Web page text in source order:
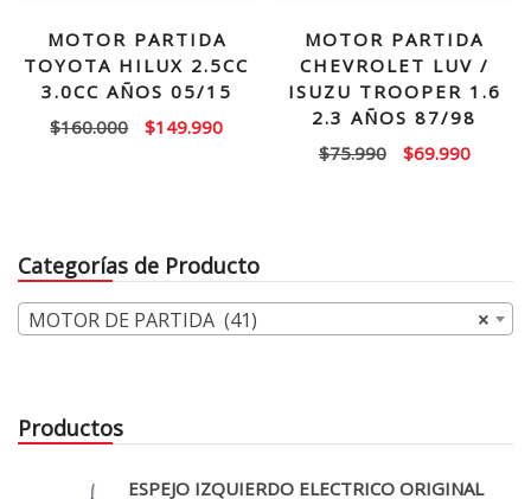
MOTOR PARTIDA
TOYOTA HILUX 2.5CC
3.0CC AÑOS 05/15
$160.000
El
$149.990El
MOTOR PARTIDA
CHEVROLET LUV /
ISUZU TROOPER 1.6
2.3 AÑOS 87/98
$75.990
El
$69.990El
Categorías de Producto
×
MOTOR DE PARTIDA (41)
Productos
ESPEJO IZQUIERDO ELECTRICO ORIGINAL